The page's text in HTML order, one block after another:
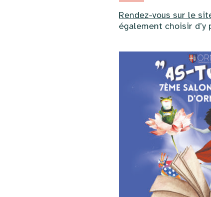
Rendez-vous sur le
également choisir